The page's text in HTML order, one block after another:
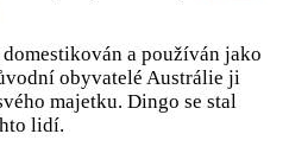
a používán jako
obyvatelé Austrálie ji
majetku. Dingo se stal
lidí.